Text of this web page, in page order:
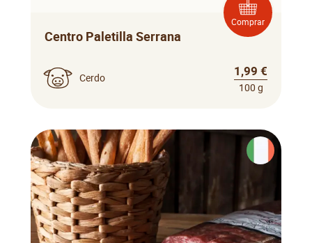
Comprar
Centro Paletilla Serrana
Cerdo 1,99 €
100 g